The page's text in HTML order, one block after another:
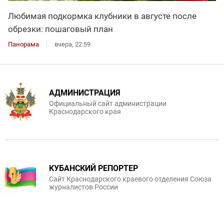
Любимая подкормка клубники в августе после
обрезки: пошаговый план
Панорама вчера, 22:59
АДМИНИСТРАЦИЯ
Официальный сайт администрации
Краснодарского края
КУБАНСКИЙ РЕПОРТЕР
Сайт Краснодарского краевого отделения Союза
журналистов России